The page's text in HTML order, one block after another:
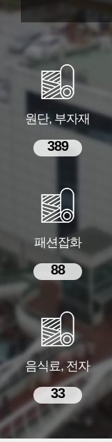
원단, 부자재
389
패션잡화
88
음식료, 전자
33